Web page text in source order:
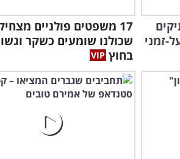
זמני
17 משפטים פולניים
שכולנו שומעים כשקר
בחוץ